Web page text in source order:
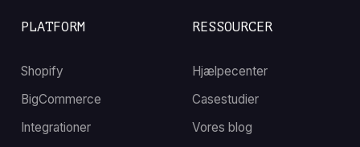
RESSOURCER
Hjælpecenter
Casestudier
Vores blog
PLATFORM
Shopify
BigCommerce
Integrationer